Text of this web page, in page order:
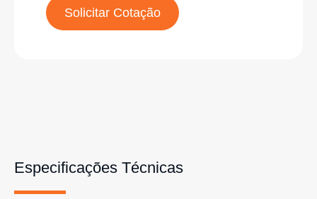
Solicitar Cotação
Especificações Técnicas